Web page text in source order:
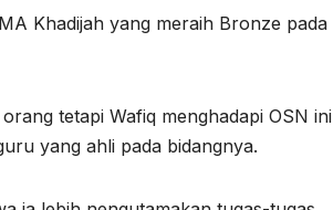
Khadijah yang meraih Bronze pada
tetapi Wafiq menghadapi OSN ini
yang ahli pada bidangnya.